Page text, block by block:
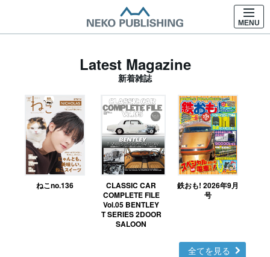
MENU
Latest Magazine
新着雑誌
ねこno.136
CLASSIC CAR
COMPLETE FILE
Vol.05 BENTLEY
T SERIES 2DOOR
SALOON
鉄おも! 2026年9月
号
全てを見る